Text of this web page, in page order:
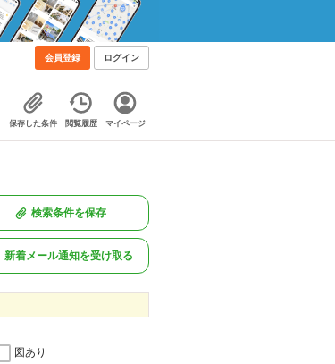
会員登録 ログイン
保存した条件 閲覧履歴 マイページ
検索条件を保存
新着メール通知を受け取る
図あり